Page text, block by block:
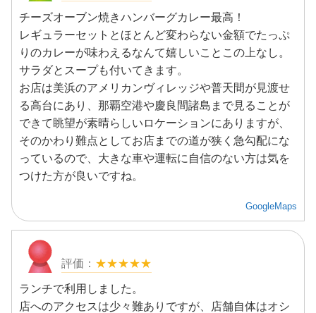
チーズオーブン焼きハンバーグカレー最高！
レギュラーセットとほとんど変わらない金額でたっぷ
りのカレーが味わえるなんて嬉しいことこの上なし。
サラダとスープも付いてきます。
お店は美浜のアメリカンヴィレッジや普天間が見渡せ
る高台にあり、那覇空港や慶良間諸島まで見ることが
できて眺望が素晴らしいロケーションにありますが、
そのかわり難点としてお店までの道が狭く急勾配にな
っているので、大きな車や運転に自信のない方は気を
つけた方が良いですね。
GoogleMaps
★★★★★
ランチで利用しました。
店へのアクセスは少々難ありですが、店舗自体はオシ